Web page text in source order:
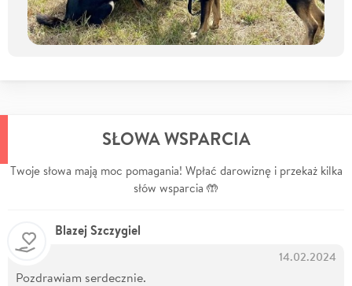
SŁOWA WSPARCIA
Twoje słowa mają moc pomagania! Wpłać darowiznę i przekaż kilka
słów wsparcia 🤲
Blazej Szczygiel
14.02.2024
Pozdrawiam serdecznie.